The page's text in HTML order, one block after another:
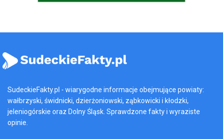
SudeckieFakty.pl - wiarygodne informacje obejmujące powiaty:
wałbrzyski, świdnicki, dzierżoniowski, ząbkowicki i kłodzki,
jeleniogórskie oraz Dolny Śląsk. Sprawdzone fakty i wyraziste
opinie.